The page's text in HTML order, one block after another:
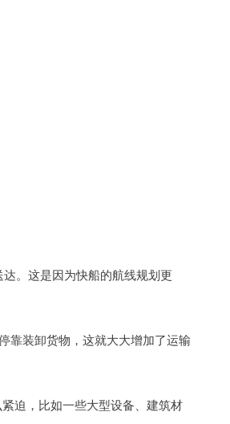
。这是因为快船的航线规划更
靠装卸货物，这就大大增加了运输
迫，比如一些大型设备、建筑材